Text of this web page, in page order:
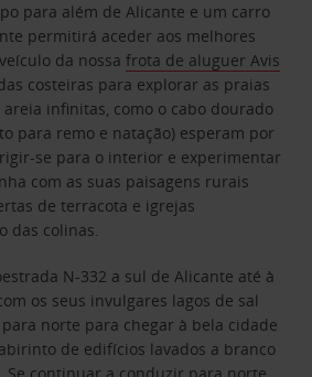
para além de Alicante e um carro
permitirá aceder aos melhores
da nossafrota de aluguer Avis
costeiras para explorar as praias
infinitas, como o cabo dourado
para remo e natação) esperam por
se para o interior e experimentar
com as suas paisagens rurais
de terracota e igrejas
das colinas.
N-332 a sul de Alicante até à
os seus invulgares lagos de sal
norte para chegar à bela cidade
de edifícios lavados a branco
Se continuar a conduzir para norte,